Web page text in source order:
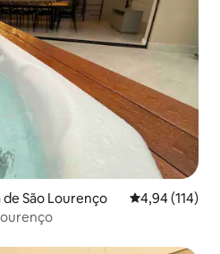
São Lourenço Priemerné
4,94 (114)